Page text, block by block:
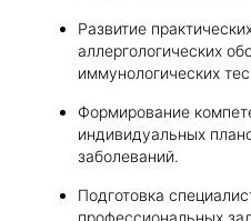
Развитие
аллергологических
иммунологических
Формирование
индивидуальных
заболеваний.
Подготовка
профессиональных